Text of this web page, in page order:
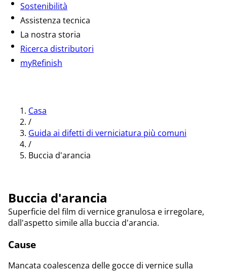
Sostenibilità
Assistenza tecnica
La nostra storia
Ricerca distributori
myRefinish
Casa
/
Guida ai difetti di verniciatura più comuni
/
Buccia d'arancia
Buccia d'arancia
Superficie del film di vernice granulosa e irregolare,
dall'aspetto simile alla buccia d'arancia.
Cause
Mancata coalescenza delle gocce di vernice sulla